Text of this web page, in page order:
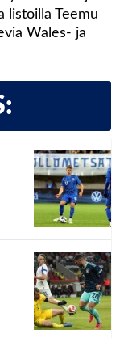
listoilla Teemu
Wales- ja